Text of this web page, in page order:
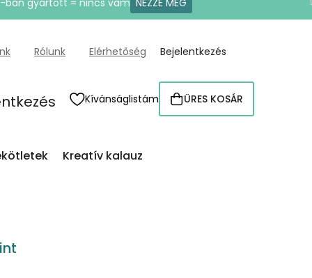
ban gyártott = nincs vám NÉZZE MEG
Rólunk Elérhetőség Bejelentkezés
Kívánságlistám KOSÁR
ÜRES KOSÁR
Kreatív kalauz